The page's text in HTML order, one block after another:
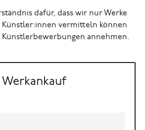
dafür, dass wir nur Werke
vermitteln können
Künstlerbewerbungen annehmen.
Werkankauf